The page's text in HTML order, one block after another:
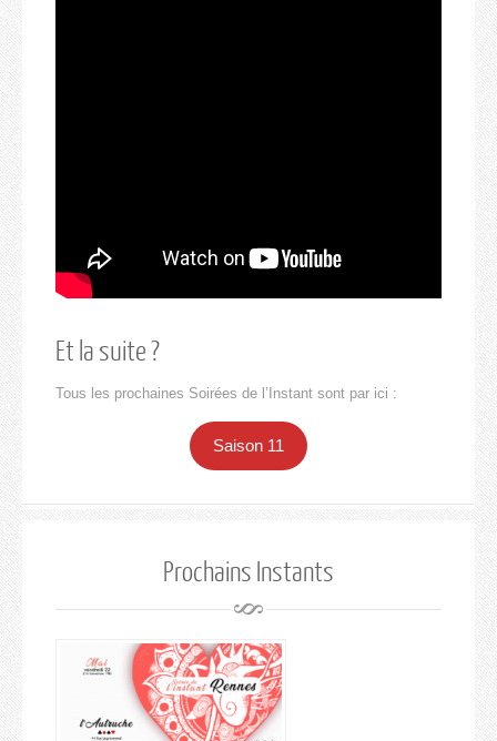
Et la suite ?
Tous les prochaines Soirées de l’Instant sont par ici :
Saison 11
Prochains Instants